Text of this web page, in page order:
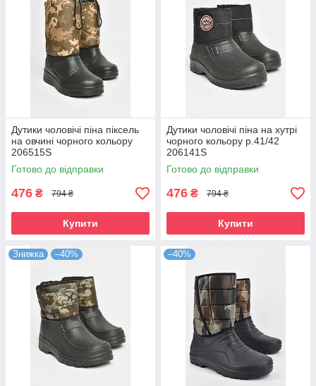
Дутики чоловічі піна піксель
на овчині чорного кольору
206515S
Готово до відправки
476 ₴ 794 ₴
Купити
Дутики чоловічі піна на хутрі
чорного кольору р.41/42
206141S
Готово до відправки
476 ₴ 794 ₴
Купити
Знижка –40% –40%